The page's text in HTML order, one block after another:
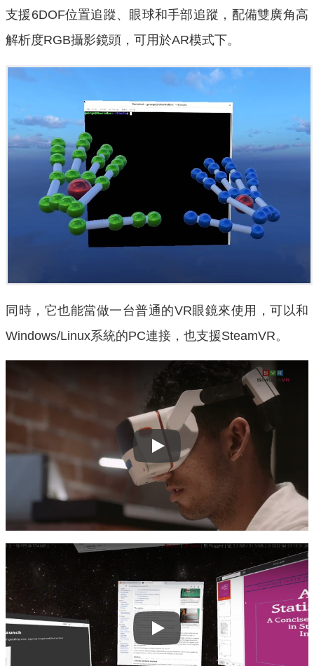
支援6DOF位置追蹤、眼球和手部追蹤，配備雙廣角高
解析度RGB攝影鏡頭，可用於AR模式下。
同時，它也能當做一台普通的VR眼鏡來使用，可以和
Windows/Linux系統的PC連接，也支援SteamVR。
Play
Play